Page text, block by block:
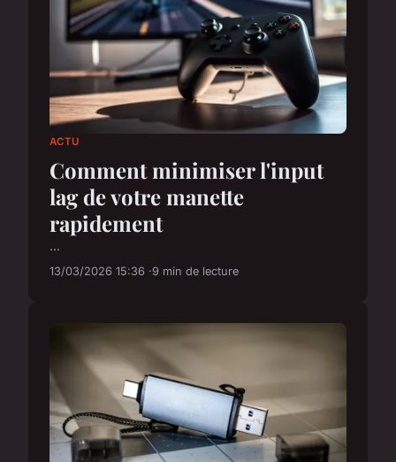
ACTU
Comment minimiser l'input
lag de votre manette
rapidement
...
13/03/2026 15:36 9 min de lecture